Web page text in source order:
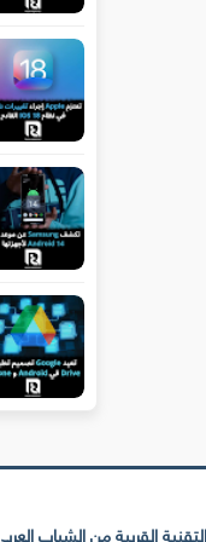
القريبة من الشباب